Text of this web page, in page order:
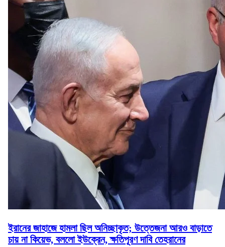
ইরানের জাহাজে হামলা ছিল অনিচ্ছাকৃত; উত্তেজনা আরও বাড়াতে
চায় না কিয়েভ, বললো ইউক্রেন, ক্ষতিপূরণ দাবি তেহরানের